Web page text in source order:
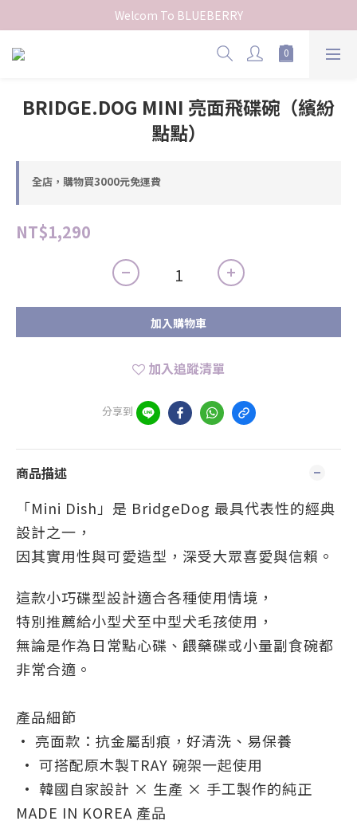
Welcom To BLUEBERRY
BRIDGE.DOG MINI 亮面飛碟碗（繽紛
點點）
全店，購物買3000元免運費
NT$1,290
加入購物車
加入追蹤清單
分享到
商品描述
「Mini Dish」是 BridgeDog 最具代表性的經典
設計之一，
因其實用性與可愛造型，深受大眾喜愛與信賴。
這款小巧碟型設計適合各種使用情境，
特別推薦給小型犬至中型犬毛孩使用，
無論是作為日常點心碟、餵藥碟或小量副食碗都
非常合適。
產品細節
• 亮面款：抗金屬刮痕，好清洗、易保養
• 可搭配原木製TRAY 碗架一起使用
• 韓國自家設計 × 生產 × 手工製作的純正
MADE IN KOREA 產品